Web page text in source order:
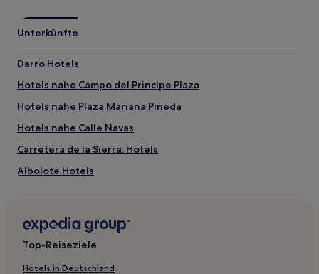
Plaza Nueva
Kathedrale von Granada
Capilla Real
Aktivitäten nahe Calle Elvira
Calle Gran Vía de Colón
Carrera del Darro
Paseo de los Tristes
Unterkünfte
Darro Hotels
Hotels nahe Campo del Principe Plaza
Hotels nahe Plaza Mariana Pineda
Hotels nahe Calle Navas
Carretera de la Sierra: Hotels
Albolote Hotels
Huetor Santillan Hotels
Top-Reiseziele
Hotels in Deutschland